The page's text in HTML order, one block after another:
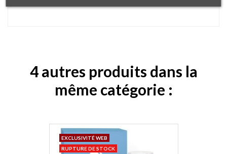
4 autres produits dans la
même catégorie :
EXCLUSIVITÉ WEB
RUPTURE DE STOCK